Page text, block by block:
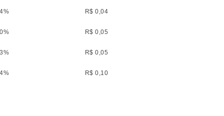
R$ 0,04
R$ 0,05
R$ 0,05
R$ 0,10